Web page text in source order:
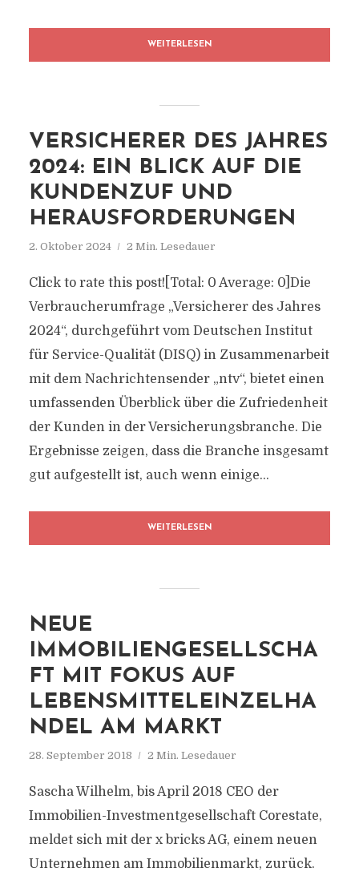
WEITERLESEN
VERSICHERER DES JAHRES
2024: EIN BLICK AUF DIE
KUNDENZUF UND
HERAUSFORDERUNGEN
2. Oktober 2024 2 Min. Lesedauer
Click to rate this post![Total: 0 Average: 0]Die
Verbraucherumfrage „Versicherer des Jahres
2024“, durchgeführt vom Deutschen Institut
für Service-Qualität (DISQ) in Zusammenarbeit
mit dem Nachrichtensender „ntv“, bietet einen
umfassenden Überblick über die Zufriedenheit
der Kunden in der Versicherungsbranche. Die
Ergebnisse zeigen, dass die Branche insgesamt
gut aufgestellt ist, auch wenn einige...
WEITERLESEN
NEUE
IMMOBILIENGESELLSCHA
FT MIT FOKUS AUF
LEBENSMITTELEINZELHA
NDEL AM MARKT
28. September 2018 2 Min. Lesedauer
Sascha Wilhelm, bis April 2018 CEO der
Immobilien-Investmentgesellschaft Corestate,
meldet sich mit der x bricks AG, einem neuen
Unternehmen am Immobilienmarkt, zurück.